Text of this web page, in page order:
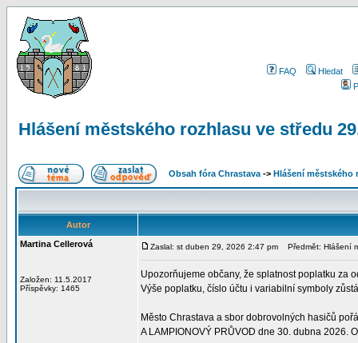
FAQ
Hledat
Hlášení městského rozhlasu ve středu
Obsah fóra Chrastava -> Hlášení městského
Autor
Martina Cellerová
Založen: 11.5.2017
Příspěvky: 1465
Zaslal: st duben 29, 2026 2:47 pm Předmět: Hlášení
Upozorňujeme občany, že splatnost poplatku za
Výše poplatku, číslo účtu i variabilní symboly
Město Chrastava a sbor dobrovolných hasičů
A LAMPIONOVÝ PRŮVOD dne 30. dubna 2026.